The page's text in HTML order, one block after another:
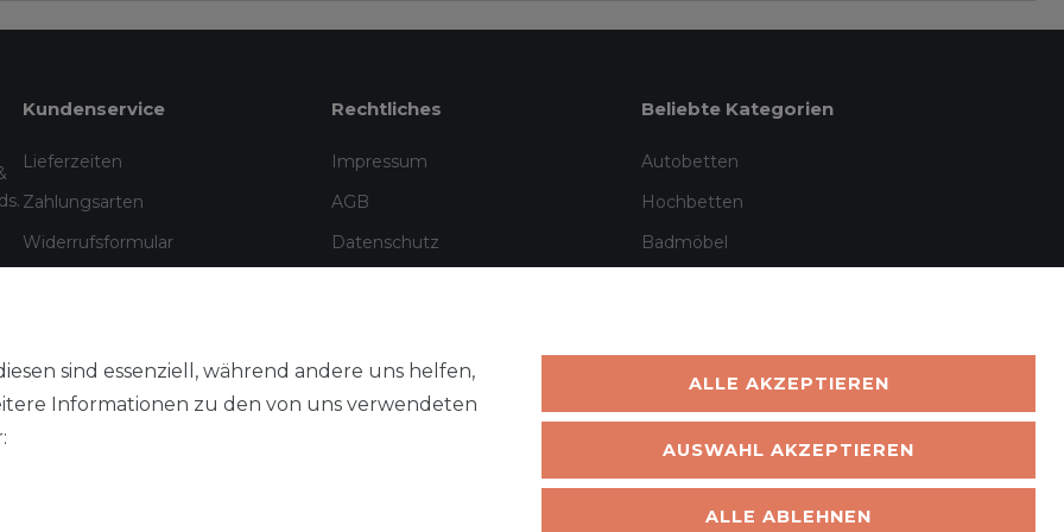
Kundenservice
Lieferzeiten
Zahlungsarten
Widerrufsformular
Rechtliches
Impressum
AGB
Datenschutz
Beliebte Kategorien
Autobetten
Hochbetten
Badmöbel
sind essenziell, während andere uns helfen,
Informationen zu den von uns verwendeten
ALLE AKZEPTIEREN
AUSWAHL AKZEPTIEREN
ALLE ABLEHNEN